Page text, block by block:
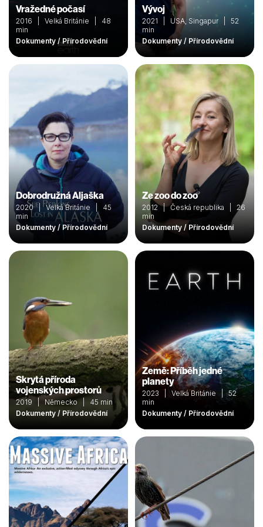
Vražedné počasí
2016 | Velká Británie | 48
min
Dokumenty / Přírodovědní
Vývoj
2021 | USA, Singapur | 52
min
Dokumenty / Přírodovědní
Dobrodružná Aljaška
2020 | Velká Británie | 45
min
Dokumenty / Přírodovědní
Ze zoo do zoo
2012 | Česká republika | 26
min
Dokumenty / Přírodovědní
Skrytá příroda
vojenských prostorů
2019 | Německo | 45 min
Dokumenty / Přírodovědní
Země: Příběh jedné
planety
2023 | Velká Británie | 52
min
Dokumenty / Přírodovědní